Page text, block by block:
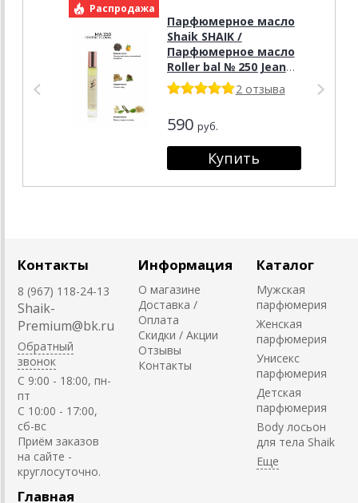
Распродажа
Парфюмерное масло
Shaik SHAIK /
Парфюмерное масло
Roller bal № 250 Jean
Paul Gaultier Scandal
10 мл.
2 отзыва
590 руб.
Контакты
8 (967) 118-24-13
Shaik-
Premium@bk.ru
Обратный
звонок
C 9:00 - 18:00, пн-
пт
С 10:00 - 17:00,
сб-вс
Приём заказов
на сайте -
круглосуточно.
Информация
О магазине
Доставка /
Оплата
Скидки / Акции
Отзывы
Контакты
Каталог
Мужская
парфюмерия
Женская
парфюмерия
Унисекс
парфюмерия
Детская
парфюмерия
Body лосьон
для тела Shaik
Главная